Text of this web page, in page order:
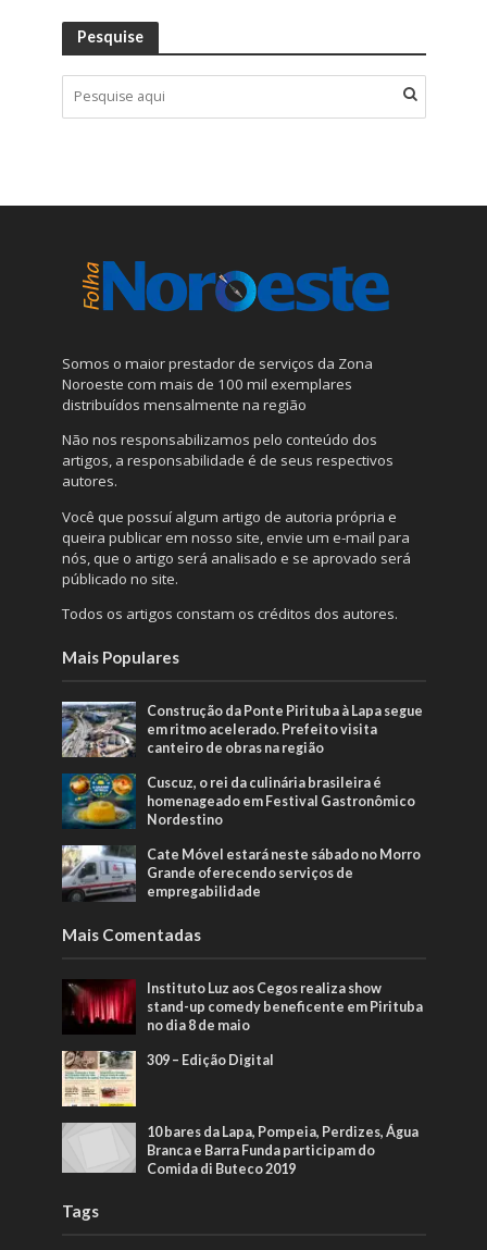
Pesquise
Somos o maior prestador de serviços da Zona
Noroeste com mais de 100 mil exemplares
distribuídos mensalmente na região
Não nos responsabilizamos pelo conteúdo dos
artigos, a responsabilidade é de seus respectivos
autores.
Você que possuí algum artigo de autoria própria e
queira publicar em nosso site, envie um e-mail para
nós, que o artigo será analisado e se aprovado será
públicado no site.
Todos os artigos constam os créditos dos autores.
Mais Populares
Construção da Ponte Pirituba à Lapa segue
em ritmo acelerado. Prefeito visita
canteiro de obras na região
Cuscuz, o rei da culinária brasileira é
homenageado em Festival Gastronômico
Nordestino
Cate Móvel estará neste sábado no Morro
Grande oferecendo serviços de
empregabilidade
Mais Comentadas
Instituto Luz aos Cegos realiza show
stand-up comedy beneficente em Pirituba
no dia 8 de maio
309 – Edição Digital
10 bares da Lapa, Pompeia, Perdizes, Água
Branca e Barra Funda participam do
Comida di Buteco 2019
Tags